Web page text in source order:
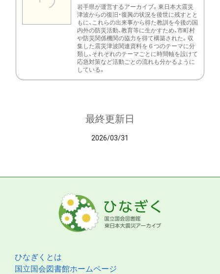
岩手県が運営するアーカイブ。東日本大震災
津波からの復旧・復興の状況を後世に残すとと
もに、これらの出来事から得た教訓を今後の国
内外の防災活動、教育等に生かすため、市町村
や防災関係機関の協力を得て構築された。収
集した震災津波関連資料を６つのテーマに分
類し、それぞれのテーマごとに時間軸を設けて
応急対策など活動ごとの流れも分かるように
している。
最終更新日
2026/03/31
ひなぎくとは
国立国会図書館ホームページ